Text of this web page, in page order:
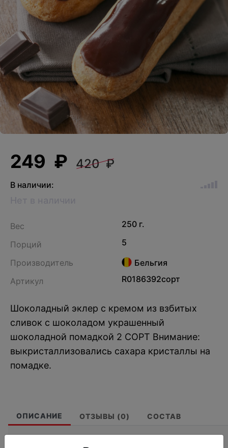
249 ₽ 420 ₽
В наличии:
Вес
250 г.
Порций
5
Производитель
Бельгия
Артикул
R0186392сорт
Шоколадный эклер с кремом из взбитых
сливок с шоколадом украшенный
шоколадной помадкой 2 СОРТ Внимание:
выкристаллизовались сахара кристаллы на
помадке.
ОПИСАНИЕ ОТЗЫВЫ (0) СОСТАВ